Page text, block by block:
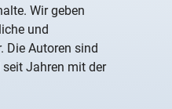
Wir geben
und
Die Autoren sind
Jahren mit der